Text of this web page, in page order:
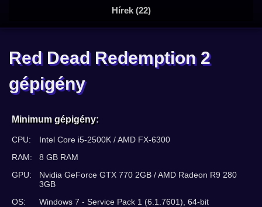
Hírek (22)
Red Dead Redemption 2
gépigény
Minimum gépigény:
CPU:
Intel Core i5-2500K / AMD FX-6300
RAM:
8 GB RAM
GPU:
Nvidia GeForce GTX 770 2GB / AMD Radeon R9 280
3GB
OS:
Windows 7 - Service Pack 1 (6.1.7601), 64-bit